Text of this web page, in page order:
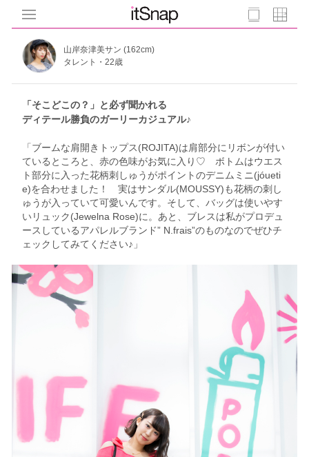
山岸奈津美サン (162cm)
タレント・22歳
「そこどこの？」と必ず聞かれる
ディテール勝負のガーリーカジュアル♪
「ブームな肩開きトップス(ROJITA)は肩部分にリボンが付い
ているところと、赤の色味がお気に入り♡ ボトムはウエス
ト部分に入った花柄刺しゅうがポイントのデニムミニ(jóueti
e)を合わせました！ 実はサンダル(MOUSSY)も花柄の刺し
ゅうが入っていて可愛いんです。そして、バッグは使いやす
いリュック(Jewelna Rose)に。あと、ブレスは私がプロデュ
ースしているアパレルブランド” N.frais”のものなのでぜひチ
ェックしてみてください♪」